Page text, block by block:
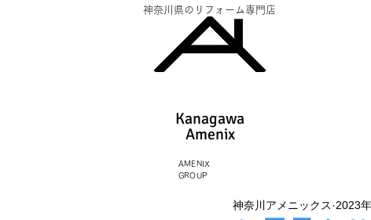
神奈川県のリフォーム専門店
Kanagawa
Amenix​
AMENIX
GROUP
神奈川アメニックス 2023